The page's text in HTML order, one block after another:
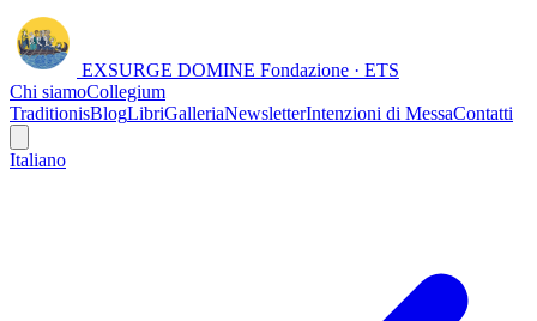
EXSURGE DOMINE Fondazione · ETS
Chi siamoCollegium
TraditionisBlogLibriGalleriaNewsletterIntenzioni di MessaContatti
Italiano